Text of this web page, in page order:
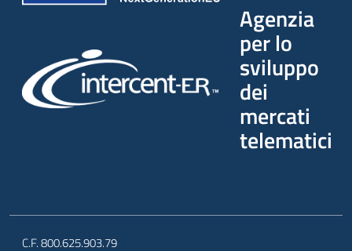
Agenzia
per lo
sviluppo
dei
mercati
telematici
C.F. 800.625.903.79